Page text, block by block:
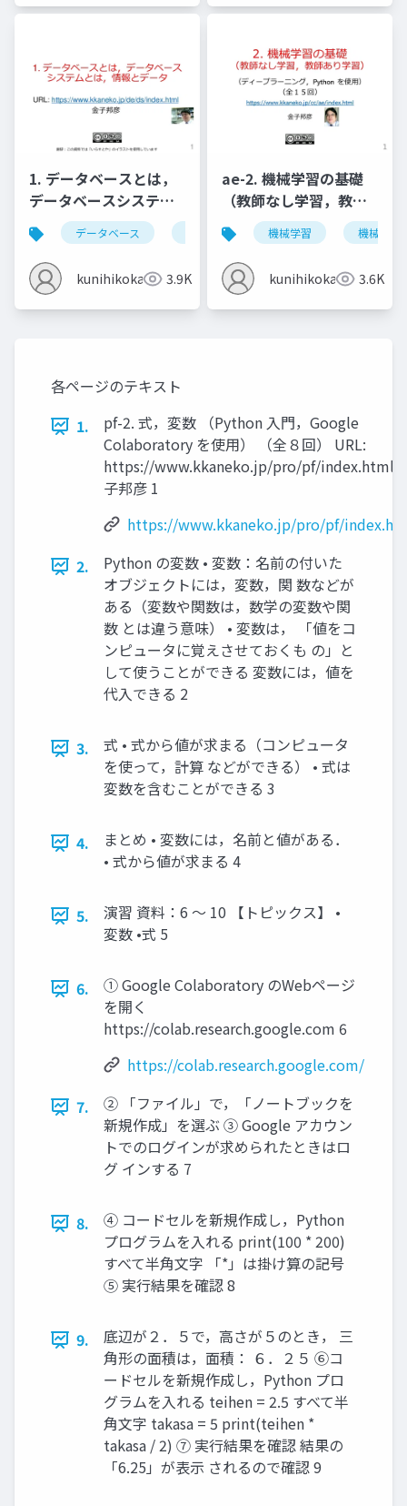
1. データベースとは，
データベースシステム
とは，情報とデータ
データベース データベースシステム 情報とデータ
kunihikokaneko3.9K
ae-2. 機械学習の基礎
（教師なし学習，教師
あり学習）
機械学習 機械学習
kunihikokaneko3.6K
各ページのテキスト
1.
pf-2. 式，変数 （Python 入門，Google
Colaboratory を使用） （全８回） URL:
https://www.kkaneko.jp/pro/pf/index.html
子邦彦 1
https://www.kkaneko.jp/pro/pf/
2.
Python の変数 • 変数：名前の付いた
オブジェクトには，変数，関 数などが
ある（変数や関数は，数学の変数や関
数 とは違う意味） • 変数は， 「値をコ
ンピュータに覚えさせておくも の」と
して使うことができる 変数には，値を
代入できる 2
3.
式 • 式から値が求まる（コンピュータ
を使って，計算 などができる） • 式は
変数を含むことができる 3
4.
まとめ • 変数には，名前と値がある．
• 式から値が求まる 4
5.
演習 資料：6 ～ 10 【トピックス】 •
変数 •式 5
6.
① Google Colaboratory のWebページ
を開く
https://colab.research.google.com 6
https://colab.research.google.com/
7.
② 「ファイル」で，「ノートブックを
新規作成」を選ぶ ③ Google アカウン
トでのログインが求められたときはロ
グ インする 7
8.
④ コードセルを新規作成し，Python
プログラムを入れる print(100 * 200)
すべて半角文字 「*」は掛け算の記号
⑤ 実行結果を確認 8
9.
底辺が２．５で，高さが５のとき， 三
角形の面積は，面積： ６．２５ ⑥コ
ードセルを新規作成し，Python プロ
グラムを入れる teihen = 2.5 すべて半
角文字 takasa = 5 print(teihen *
takasa / 2) ⑦ 実行結果を確認 結果の
「6.25」が表示 されるので確認 9